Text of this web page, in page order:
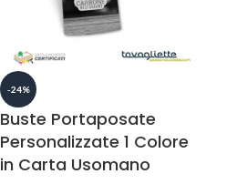
-24%
Buste Portaposate
Personalizzate 1 Colore
in Carta Usomano